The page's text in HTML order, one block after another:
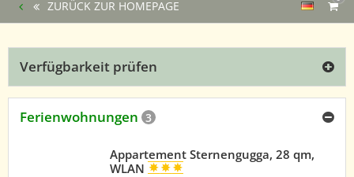
ZURÜCK ZUR HOMEPAGE
Verfügbarkeit prüfen
Ferienwohnungen 3
Appartement Sternengugga, 28 qm,
WLAN